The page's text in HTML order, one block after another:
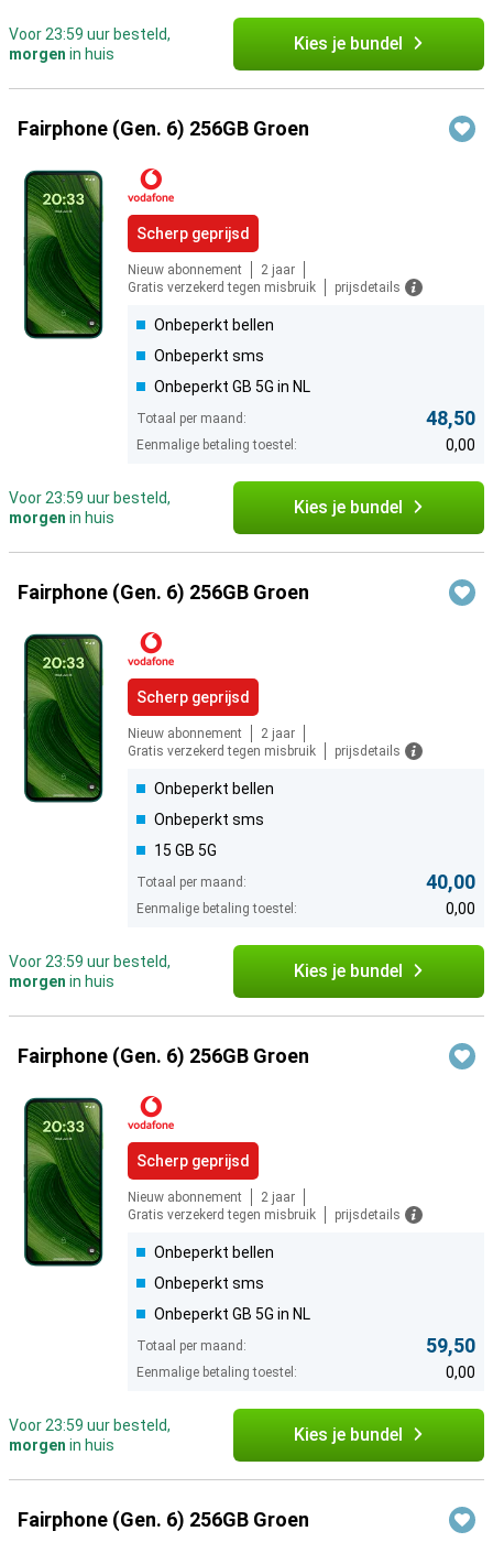
Voor 23:59 uur besteld,
morgen in huis Kies je bundel
Fairphone (Gen. 6) 256GB Groen
Scherp geprijsd
Nieuw abonnement
2 jaar
Gratis verzekerd tegen misbruik
prijsdetails
Onbeperkt bellen
Onbeperkt sms
Onbeperkt GB 5G in NL
Totaal per maand: 48,50
Eenmalige betaling toestel: 0,00
Voor 23:59 uur besteld,
morgen in huis Kies je bundel
Fairphone (Gen. 6) 256GB Groen
Scherp geprijsd
Nieuw abonnement
2 jaar
Gratis verzekerd tegen misbruik
prijsdetails
Onbeperkt bellen
Onbeperkt sms
15 GB 5G
Totaal per maand: 40,00
Eenmalige betaling toestel: 0,00
Voor 23:59 uur besteld,
morgen in huis Kies je bundel
Fairphone (Gen. 6) 256GB Groen
Scherp geprijsd
Nieuw abonnement
2 jaar
Gratis verzekerd tegen misbruik
prijsdetails
Onbeperkt bellen
Onbeperkt sms
Onbeperkt GB 5G in NL
Totaal per maand: 59,50
Eenmalige betaling toestel: 0,00
Voor 23:59 uur besteld,
morgen in huis Kies je bundel
Fairphone (Gen. 6) 256GB Groen